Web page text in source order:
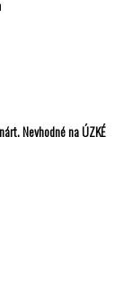
Nevhodné na ÚZKÉ